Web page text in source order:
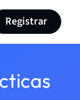
Registrar